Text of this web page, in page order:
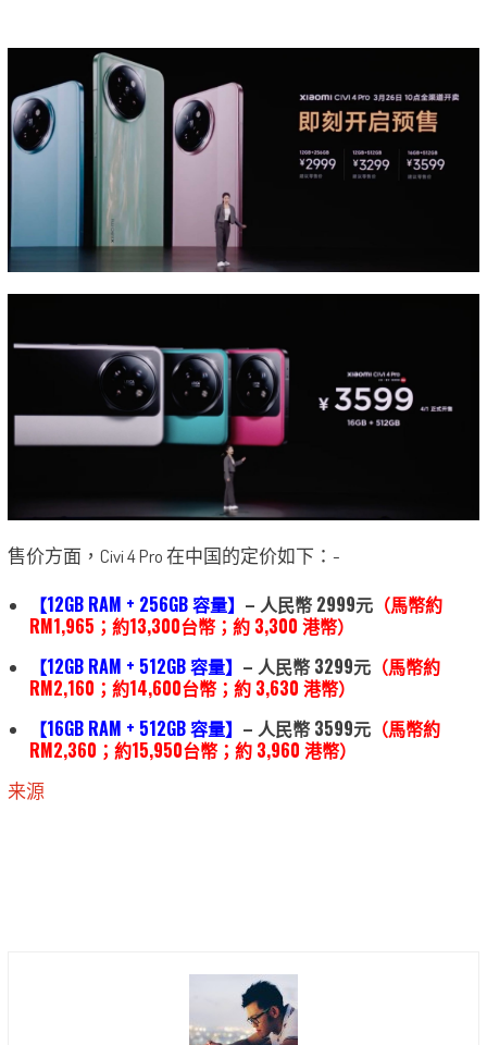
售价方面，Civi 4 Pro 在中国的定价如下：-
【12GB RAM + 256GB 容量】 – 人民幣 2999元（馬幣約
RM1,965；約13,300台幣；約 3,300 港幣）
【12GB RAM + 512GB 容量】 – 人民幣 3299元（馬幣約
RM2,160；約14,600台幣；約 3,630 港幣）
【16GB RAM + 512GB 容量】 – 人民幣 3599元（馬幣約
RM2,360；約15,950台幣；約 3,960 港幣）
来源